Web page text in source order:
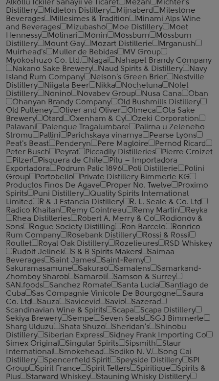
Alkollu Ickiler Sanayii ve Ticaret
Mezan
Michter's
Distillery
Midleton Distillery Mijnaberd
Milestone
Beverages
Millesimes & Tradition
Minami Alps Wine
and Beverages
Mizubasho Moe Distillery
Moet
Hennessy
Molinari Monin Mossburn
Mossburn
Distillery
Mount Gay Mozart Distillerie
Mrganush
Muirhead's
Muller de Bebidas
MV Group
Myokoshuzo Co. Ltd.
Nagai
Nahapet Brandy Company
Nakano Sake Brewery
Naud Spirits & Distillery
Navy
Island Rum Company
Nelson's Green Brier
Nestville
Distillery
Niigata Beer Nikka Nocheluna
Nolet
Distillery
Nonino Novabev Group Nusa Cana
Oban
Ohanyan Brandy Company
Old Bushmills Distillery
Old Pulteney
Oliver and Oliver Olmeca
Ota Sake
Brewery
Otard Oxenham & Cy
Ozeki Corporation
Palavani
Palenque Tragalumbare
Palirna u Zeleneho
Stromu
Pallini Parichskaya vinarnya
Pearse Lyons
Peat's Beast
Penderyn Pere Magloire
Pernod Ricard
Peter Busch
Peyrat Piccadily Distilleries
Pierre Croizet
Pilzer
Pisquera de Chile
Pitu – Importadora
Exportadora
Podrum Palic 1896 Poli Distillerie
Polini
Group
Portobello
Private Distillery Bimmerle KG
Productos Finos De Agave
Proper No. Twelve
Proximo
Spirits
Puni Distillery
Quality Spirits International
Limited
R & J Estancia Distillery
R. L. Seale & Co. Ltd
Radico Khaitan
Remy Cointreau Remy Martin
Reyka
Rhea Distilleries
Robert A. Merry & Co
Rodionov &
Sons
Rogue Society Distilling Ron Barcelo
Ronrico
Rum Company
Rosebank Distillery
Rossi & Rossi
Roullet
Royal Oak Distillery Rozelieures
RSD Whiskey
Rudolf Jelinek
S & B Spirits Makers
Saimaa
Beverages
Saint James
Saint-Remy
Sakuramasamune
Sakurao Samalens
Samarkand-
Zhomboy Sharob
Samaroli
Samson & Surrey
SAN.foods
Sanchez Romate Santa Lucia
Santiago de
Cuba
Sas Compagnie Vinicole De Bourgogne
Saura
Co. Ltd
Sauza Savicevic Savio
Sazerac
Scandinavian Wine & Spirits
Scapa
Scapa Distillery
Sekiya Brewery
Sempe Seven Seals
SGJ Bimmerle
Sharg Ulduzu
Shata Shuzo Sheridan's
Shinobu
Distillery
Siberian Express
Sidney Frank Importing Co
Simex Original
Singular Spirits Sipsmith
Slaur
International
Smokehead Sodiko N. V.
Song Cai
Distillery
Spencerfield Spirit Speyside Distillery
SPI
Group
Spirit France Spirit Tellers Spiritique
Spirits &
Plus
Starward Whiskey
Stauning Whisky Distillery